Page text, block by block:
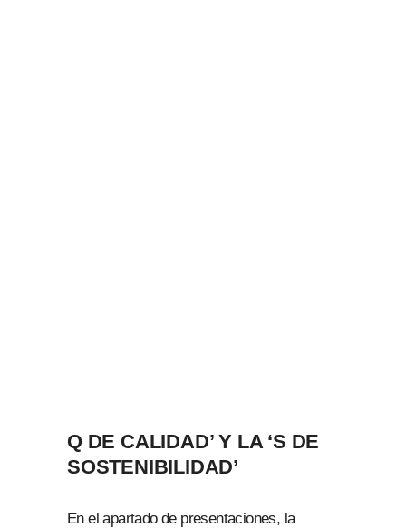
Q DE CALIDAD’ Y LA ‘S DE
SOSTENIBILIDAD’
En el apartado de presentaciones, la